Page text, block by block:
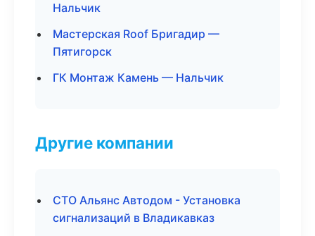
Нальчик
Мастерская Roof Бригадир —
Пятигорск
ГК Монтаж Камень — Нальчик
Другие компании
СТО Альянс Автодом - Установка
сигнализаций в Владикавказ